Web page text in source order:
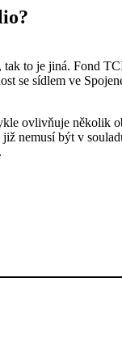
to je jiná. Fond
se sídlem ve
ovlivňuje několik
nemusí být v